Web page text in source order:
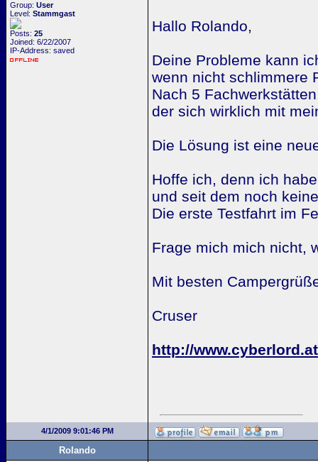
Group: User
Level: Stammgast
Posts: 25
Joined: 6/22/2007
IP-Address: saved
Hallo Rolando,
Deine Probleme kann
wenn nicht schlimmere
Nach 5
der sich wirklich mit
Die Lösung ist eine
Hoffe ich, denn ich
und seit dem noch
Die erste Testfahrt im
Frage mich mich nicht,
Mit besten
Cruser
http://
4/1/2009 9:01:46 PM
Rolando